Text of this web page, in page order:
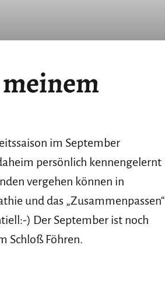
im September
persönlich kennengelernt
vergehen können in
und das „Zusammenpassen“
) Der September ist noch
Schloß Föhren.